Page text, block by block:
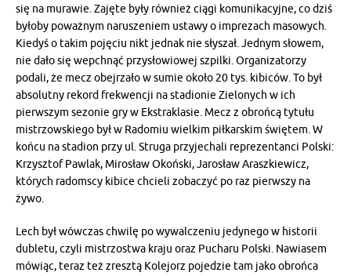
się na murawie. Zajęte były również ciągi komunikacyjne, co dziś
byłoby poważnym naruszeniem ustawy o imprezach masowych.
Kiedyś o takim pojęciu nikt jednak nie słyszał. Jednym słowem,
nie dało się wepchnąć przysłowiowej szpilki. Organizatorzy
podali, że mecz obejrzało w sumie około 20 tys. kibiców. To był
absolutny rekord frekwencji na stadionie Zielonych w ich
pierwszym sezonie gry w Ekstraklasie. Mecz z obrońcą tytułu
mistrzowskiego był w Radomiu wielkim piłkarskim świętem. W
końcu na stadion przy ul. Struga przyjechali reprezentanci Polski:
Krzysztof Pawlak, Mirosław Okoński, Jarosław Araszkiewicz,
których radomscy kibice chcieli zobaczyć po raz pierwszy na
żywo.
Lech był wówczas chwilę po wywalczeniu jedynego w historii
dubletu, czyli mistrzostwa kraju oraz Pucharu Polski. Nawiasem
mówiąc, teraz też zresztą Kolejorz pojedzie tam jako obrońca